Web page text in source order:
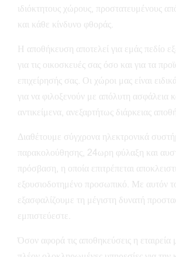
ιδιόκτητους χώρους, προστατευμένους
και κάθε κίνδυνο φθοράς.
Η αποθήκευση αποτελεί για εμάς πεδίο
για τις οικοσκευές σας όσο και για τα
επιχείρησής σας. Οι χώροι μας είναι
για να φιλοξενούν με απόλυτη ασφάλεια
αντικείμενα, ανεξαρτήτως διάρκειας
Διαθέτουμε σύγχρονα ηλεκτρονικά
παρακολούθησης, 24ωρη φύλαξη και
πρόσβαση, η οποία επιτρέπεται
εξουσιοδοτημένο προσωπικό. Με αυτόν
εξασφαλίζουμε τη μέγιστη δυνατή
εμπιστεύεστε.
Όσον αφορά τις αποθηκεύσεις η εταιρεία